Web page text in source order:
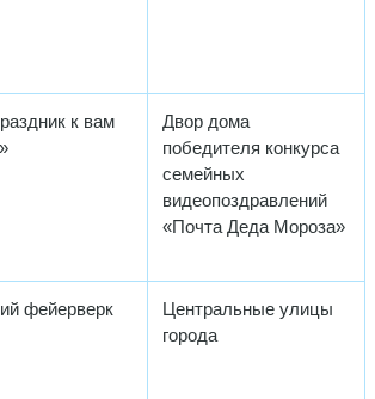
к вам
Двор дома
победителя конкурса
семейных
видеопоздравлений
«Почта Деда Мороза»
фейерверк
Центральные улицы
города